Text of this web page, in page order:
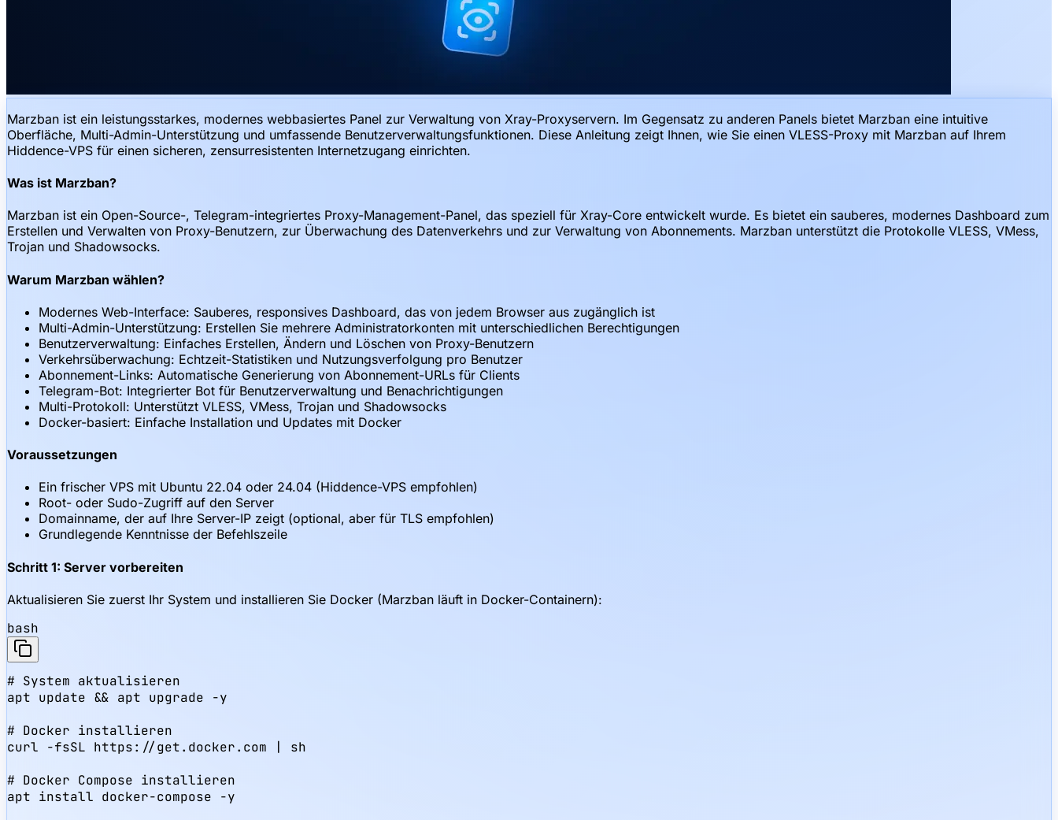
Marzban ist ein leistungsstarkes, modernes webbasiertes Panel zur Verwaltung von Xray-Proxyservern. Im Gegensatz zu anderen Panels bietet Marzban eine intuitive
Oberfläche, Multi-Admin-Unterstützung und umfassende Benutzerverwaltungsfunktionen. Diese Anleitung zeigt Ihnen, wie Sie einen VLESS-Proxy mit Marzban auf Ihrem
Hiddence-VPS für einen sicheren, zensurresistenten Internetzugang einrichten.
Was ist Marzban?
Marzban ist ein Open-Source-, Telegram-integriertes Proxy-Management-Panel, das speziell für Xray-Core entwickelt wurde. Es bietet ein sauberes, modernes Dashboard zum
Erstellen und Verwalten von Proxy-Benutzern, zur Überwachung des Datenverkehrs und zur Verwaltung von Abonnements. Marzban unterstützt die Protokolle VLESS, VMess,
Trojan und Shadowsocks.
Warum Marzban wählen?
Modernes Web-Interface: Sauberes, responsives Dashboard, das von jedem Browser aus zugänglich ist
Multi-Admin-Unterstützung: Erstellen Sie mehrere Administratorkonten mit unterschiedlichen Berechtigungen
Benutzerverwaltung: Einfaches Erstellen, Ändern und Löschen von Proxy-Benutzern
Verkehrsüberwachung: Echtzeit-Statistiken und Nutzungsverfolgung pro Benutzer
Abonnement-Links: Automatische Generierung von Abonnement-URLs für Clients
Telegram-Bot: Integrierter Bot für Benutzerverwaltung und Benachrichtigungen
Multi-Protokoll: Unterstützt VLESS, VMess, Trojan und Shadowsocks
Docker-basiert: Einfache Installation und Updates mit Docker
Voraussetzungen
Ein frischer VPS mit Ubuntu 22.04 oder 24.04 (Hiddence-VPS empfohlen)
Root- oder Sudo-Zugriff auf den Server
Domainname, der auf Ihre Server-IP zeigt (optional, aber für TLS empfohlen)
Grundlegende Kenntnisse der Befehlszeile
Schritt 1: Server vorbereiten
Aktualisieren Sie zuerst Ihr System und installieren Sie Docker (Marzban läuft in Docker-Containern):
bash
# System aktualisieren
apt update && apt upgrade -y
# Docker installieren
curl -fsSL https://get.docker.com | sh
# Docker Compose installieren
apt install docker-compose -y